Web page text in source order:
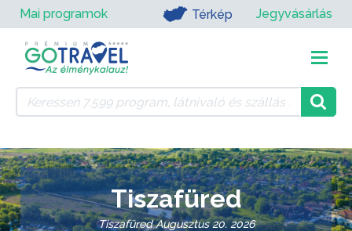
Mai programok Térkép Jegyvásárlás
Tiszafüred
Tiszafüred Augusztus 20. 2026